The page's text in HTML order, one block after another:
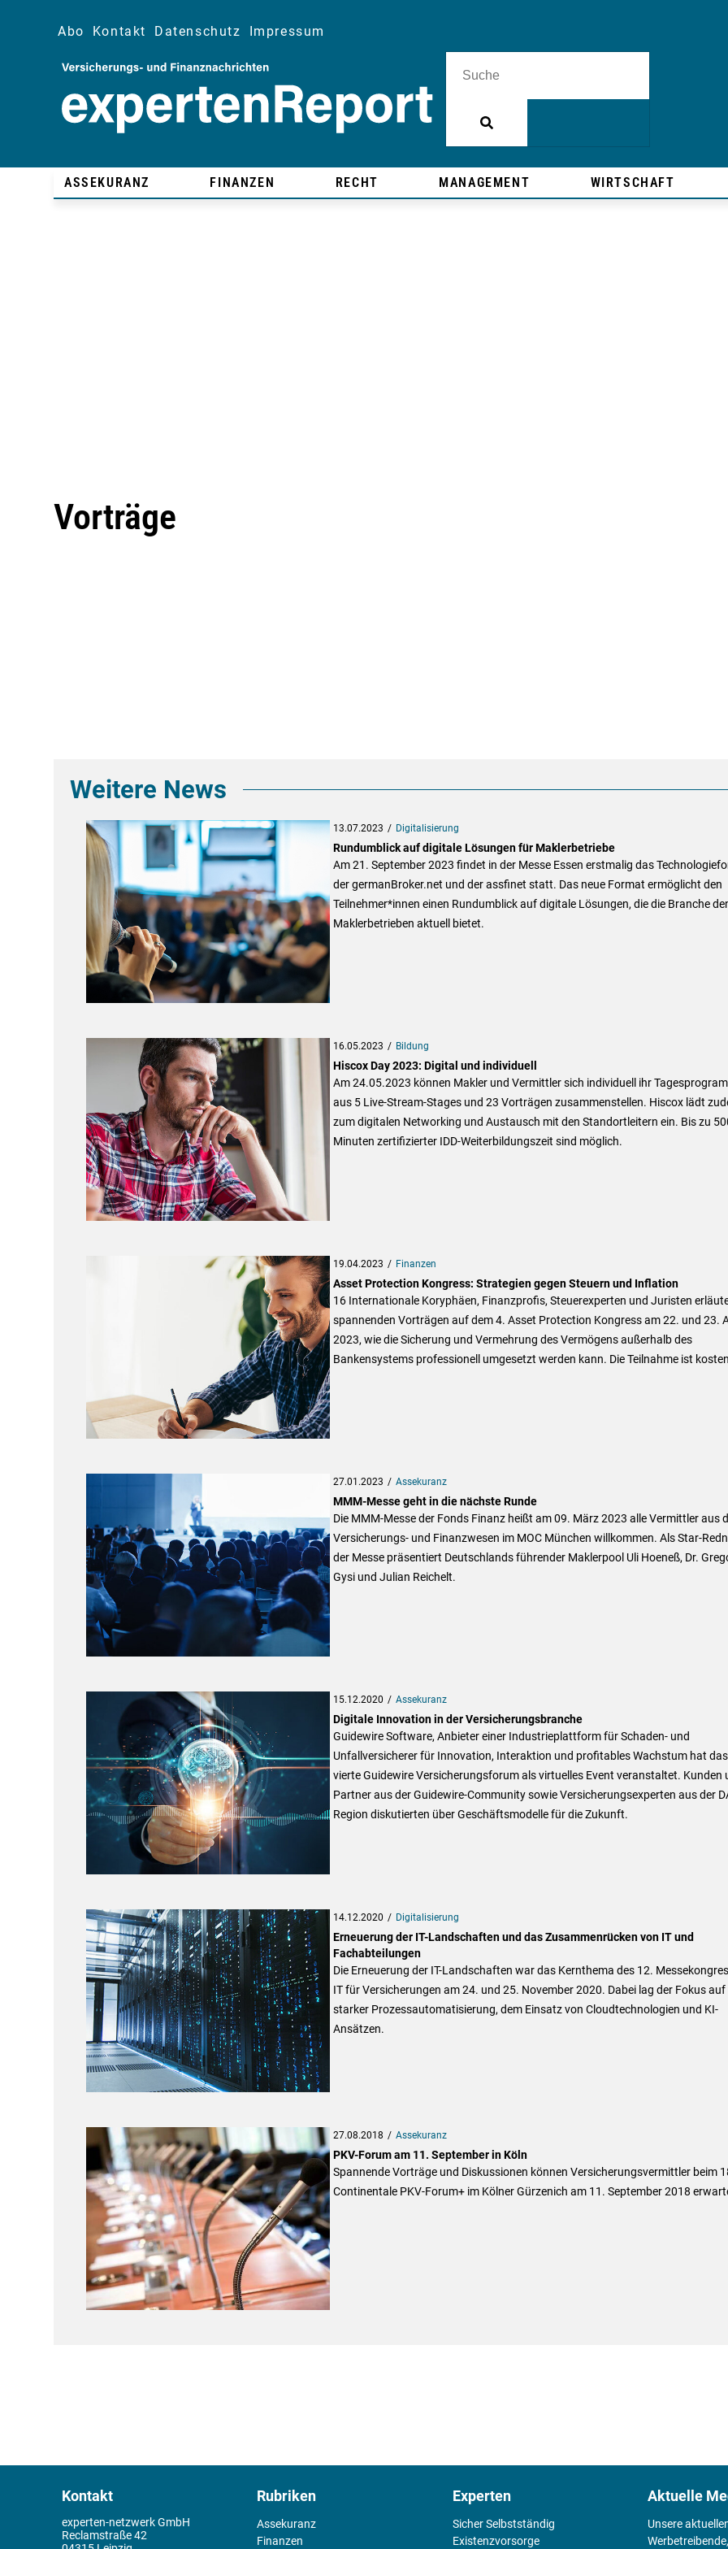
Abo Kontakt Datenschutz Impressum
ASSEKURANZ FINANZEN RECHT MANAGEMENT WIRTSCHAFT
Vorträge
Weitere News
13.07.2023 Digitalisierung
Rundumblick auf digitale Lösungen für Maklerbetriebe
Am 21. September 2023 findet in der Messe Essen erstmalig das
der germanBroker.net und der assfinet statt. Das neue Format ermöglicht den
Teilnehmer*innen einen Rundumblick auf digitale Lösungen, die die Branche
Maklerbetrieben aktuell bietet.
16.05.2023 Bildung
Hiscox Day 2023: Digital und individuell
Am 24.05.2023 können Makler und Vermittler sich individuell ihr
aus 5 Live-Stream-Stages und 23 Vorträgen zusammenstellen. Hiscox lädt
zum digitalen Networking und Austausch mit den Standortleitern ein. Bis zu
Minuten zertifizierter IDD-Weiterbildungszeit sind möglich.
19.04.2023 Finanzen
Asset Protection Kongress: Strategien gegen Steuern und Inflation
16 Internationale Koryphäen, Finanzprofis, Steuerexperten und Juristen
spannenden Vorträgen auf dem 4. Asset Protection Kongress am 22. und 23.
2023, wie die Sicherung und Vermehrung des Vermögens außerhalb des
Bankensystems professionell umgesetzt werden kann. Die Teilnahme ist
27.01.2023 Assekuranz
MMM-Messe geht in die nächste Runde
Die MMM-Messe der Fonds Finanz heißt am 09. März 2023 alle Vermittler aus
Versicherungs- und Finanzwesen im MOC München willkommen. Als Star-
der Messe präsentiert Deutschlands führender Maklerpool Uli Hoeneß, Dr.
Gysi und Julian Reichelt.
15.12.2020 Assekuranz
Digitale Innovation in der Versicherungsbranche
Guidewire Software, Anbieter einer Industrieplattform für Schaden- und
Unfallversicherer für Innovation, Interaktion und profitables Wachstum hat das
vierte Guidewire Versicherungsforum als virtuelles Event veranstaltet. Kunden
Partner aus der Guidewire-Community sowie Versicherungsexperten aus der
Region diskutierten über Geschäftsmodelle für die Zukunft.
14.12.2020 Digitalisierung
Erneuerung der IT-Landschaften und das Zusammenrücken von IT und
Fachabteilungen
Die Erneuerung der IT-Landschaften war das Kernthema des 12.
IT für Versicherungen am 24. und 25. November 2020. Dabei lag der Fokus auf
starker Prozessautomatisierung, dem Einsatz von Cloudtechnologien und KI-
Ansätzen.
27.08.2018 Assekuranz
PKV-Forum am 11. September in Köln
Spannende Vorträge und Diskussionen können Versicherungsvermittler beim
Continentale PKV-Forum+ im Kölner Gürzenich am 11. September 2018
Kontakt
experten-netzwerk GmbH
Reclamstraße 42
Rubriken
Assekuranz
Finanzen
Experten
Sicher Selbstständig
Existenz­vorsorge
Aktuelle
Unsere